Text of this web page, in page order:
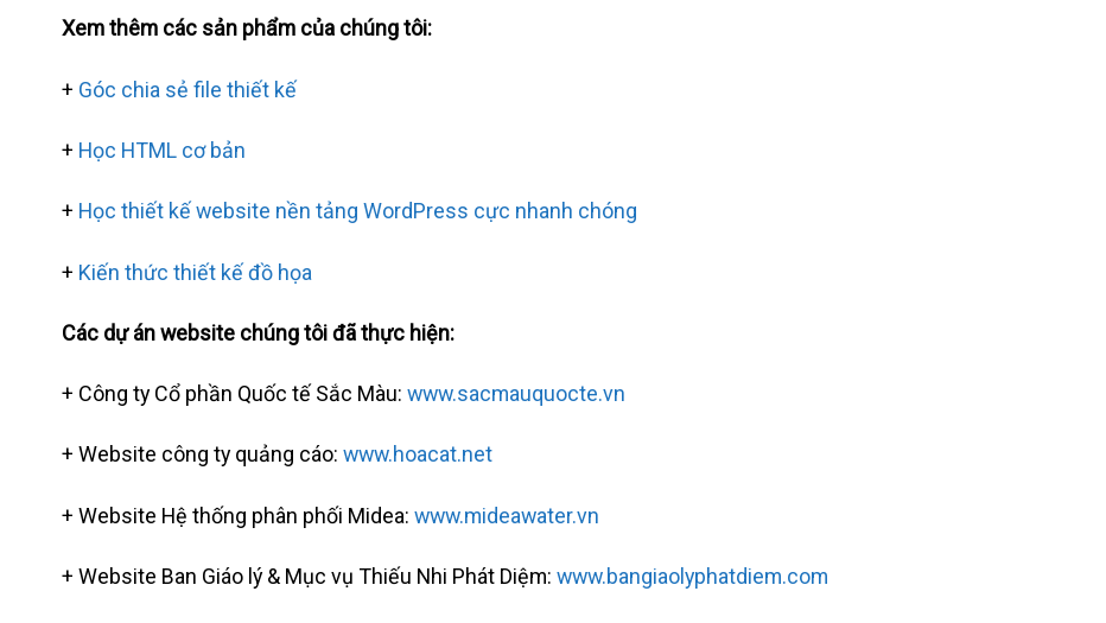
Xem thêm các sản phẩm của chúng tôi:
+ Góc chia sẻ file thiết kế
+ Học HTML cơ bản
+ Học thiết kế website nền tảng WordPress cực nhanh chóng
+ Kiến thức thiết kế đồ họa
Các dự án website chúng tôi đã thực hiện:
+ Công ty Cổ phần Quốc tế Sắc Màu: www.sacmauquocte.vn
+ Website công ty quảng cáo: www.hoacat.net
+ Website Hệ thống phân phối Midea: www.mideawater.vn
+ Website Ban Giáo lý & Mục vụ Thiếu Nhi Phát Diệm: www.bangiaolyphatdiem.com